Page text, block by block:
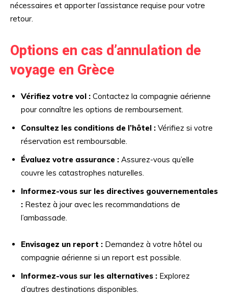
nécessaires et apporter l’assistance requise pour votre
retour.
Options en cas d’annulation de
voyage en Grèce
Vérifiez votre vol : Contactez la compagnie aérienne
pour connaître les options de remboursement.
Consultez les conditions de l’hôtel : Vérifiez si votre
réservation est remboursable.
Évaluez votre assurance : Assurez-vous qu’elle
couvre les catastrophes naturelles.
Informez-vous sur les directives gouvernementales
: Restez à jour avec les recommandations de
l’ambassade.
Envisagez un report : Demandez à votre hôtel ou
compagnie aérienne si un report est possible.
Informez-vous sur les alternatives : Explorez
d’autres destinations disponibles.